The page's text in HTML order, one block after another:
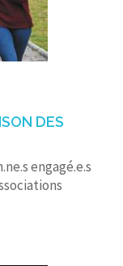
DES
engagé.e.s